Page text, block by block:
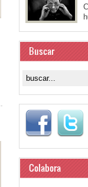
Buscar
Colabora